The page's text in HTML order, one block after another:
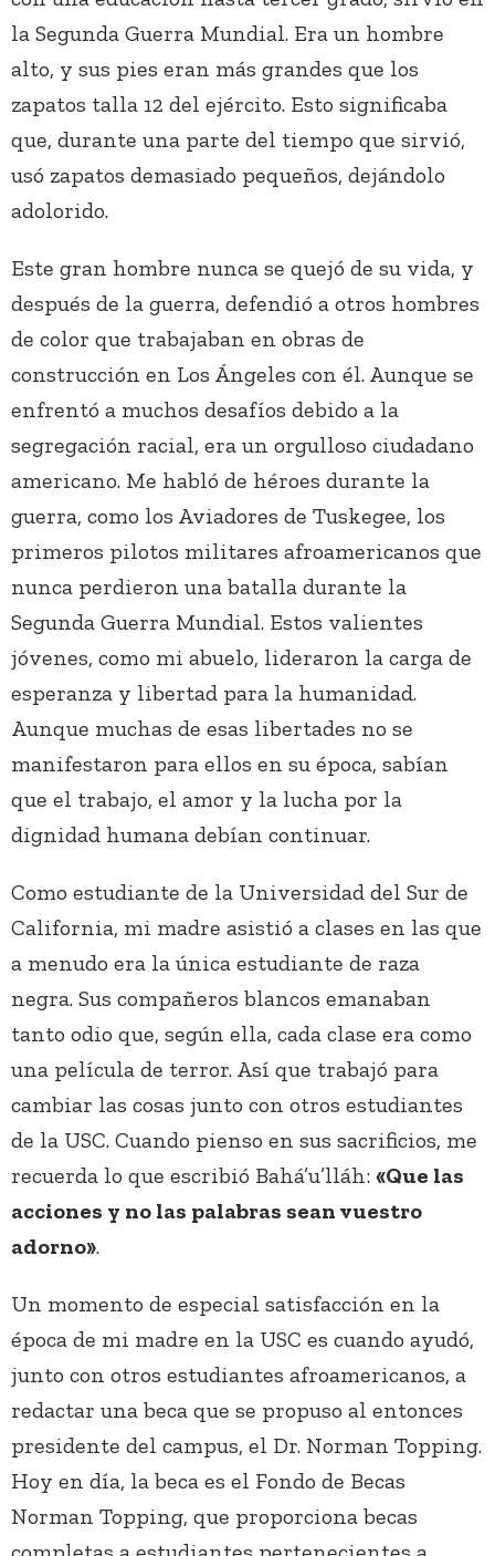
la Segunda Guerra Mundial. Era un hombre
alto, y sus pies eran más grandes que los
zapatos talla 12 del ejército. Esto significaba
que, durante una parte del tiempo que sirvió,
usó zapatos demasiado pequeños, dejándolo
adolorido.
Este gran hombre nunca se quejó de su vida, y
después de la guerra, defendió a otros hombres
de color que trabajaban en obras de
construcción en Los Ángeles con él. Aunque se
enfrentó a muchos desafíos debido a la
segregación racial, era un orgulloso ciudadano
americano. Me habló de héroes durante la
guerra, como los Aviadores de Tuskegee, los
primeros pilotos militares afroamericanos que
nunca perdieron una batalla durante la
Segunda Guerra Mundial. Estos valientes
jóvenes, como mi abuelo, lideraron la carga de
esperanza y libertad para la humanidad.
Aunque muchas de esas libertades no se
manifestaron para ellos en su época, sabían
que el trabajo, el amor y la lucha por la
dignidad humana debían continuar.
Como estudiante de la Universidad del Sur de
California, mi madre asistió a clases en las que
a menudo era la única estudiante de raza
negra. Sus compañeros blancos emanaban
tanto odio que, según ella, cada clase era como
una película de terror. Así que trabajó para
cambiar las cosas junto con otros estudiantes
de la USC. Cuando pienso en sus sacrificios, me
recuerda lo que escribió Bahá’u’lláh: «Que las
acciones y no las palabras sean vuestro
adorno».
Un momento de especial satisfacción en la
época de mi madre en la USC es cuando ayudó,
junto con otros estudiantes afroamericanos, a
redactar una beca que se propuso al entonces
presidente del campus, el Dr. Norman Topping.
Hoy en día, la beca es el Fondo de Becas
Norman Topping, que proporciona becas